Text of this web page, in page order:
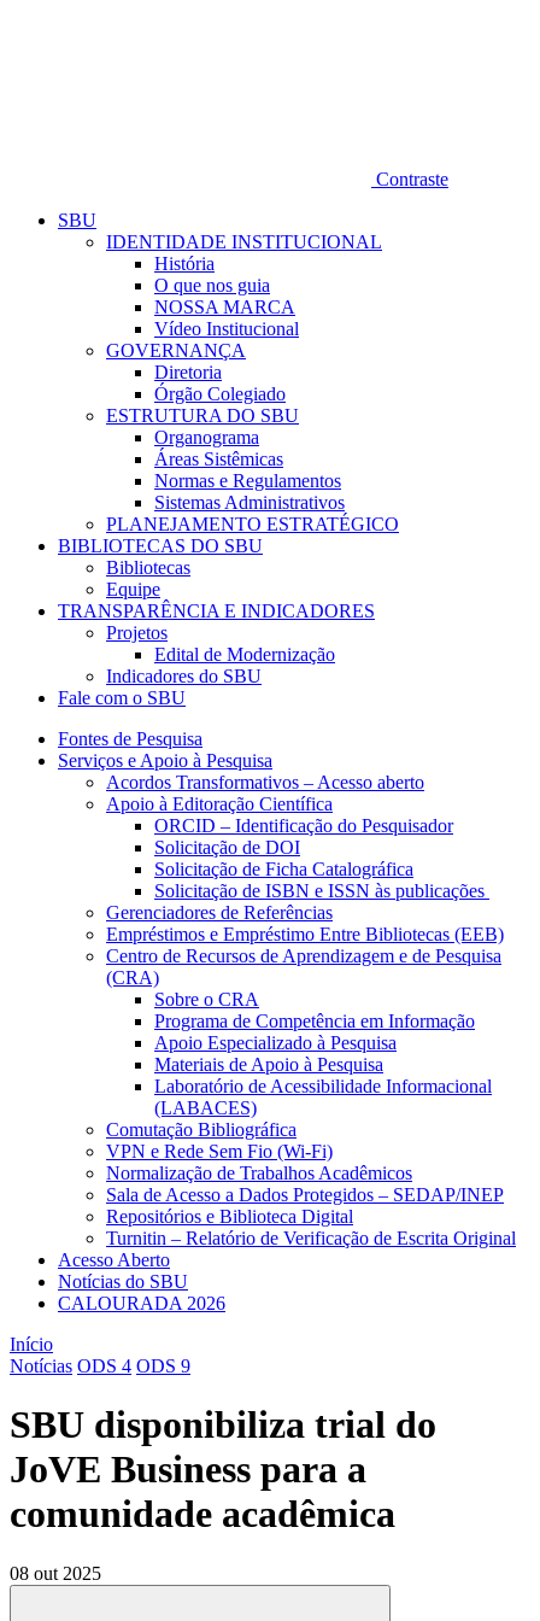
Contraste
SBU
IDENTIDADE INSTITUCIONAL
História
O que nos guia
NOSSA MARCA
Vídeo Institucional
GOVERNANÇA
Diretoria
Órgão Colegiado
ESTRUTURA DO SBU
Organograma
Áreas Sistêmicas
Normas e Regulamentos
Sistemas Administrativos
PLANEJAMENTO ESTRATÉGICO
BIBLIOTECAS DO SBU
Bibliotecas
Equipe
TRANSPARÊNCIA E INDICADORES
Projetos
Edital de Modernização
Indicadores do SBU
Fale com o SBU
Fontes de Pesquisa
Serviços e Apoio à Pesquisa
Acordos Transformativos – Acesso aberto
Apoio à Editoração Científica
ORCID – Identificação do Pesquisador
Solicitação de DOI
Solicitação de Ficha Catalográfica
Solicitação de ISBN e ISSN às publicações
Gerenciadores de Referências
Empréstimos e Empréstimo Entre Bibliotecas (EEB)
Centro de Recursos de Aprendizagem e de Pesquisa
(CRA)
Sobre o CRA
Programa de Competência em Informação
Apoio Especializado à Pesquisa
Materiais de Apoio à Pesquisa
Laboratório de Acessibilidade Informacional
(LABACES)
Comutação Bibliográfica
VPN e Rede Sem Fio (Wi-Fi)
Normalização de Trabalhos Acadêmicos
Sala de Acesso a Dados Protegidos – SEDAP/INEP
Repositórios e Biblioteca Digital
Turnitin – Relatório de Verificação de Escrita Original
Acesso Aberto
Notícias do SBU
CALOURADA 2026
Início
Notícias ODS 4 ODS 9
SBU disponibiliza trial do
JoVE Business para a
comunidade acadêmica
08 out 2025